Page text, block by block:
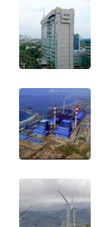
METRO
MEDAN
NEWS
METRO
JAKARTA
NEWS
NEWS